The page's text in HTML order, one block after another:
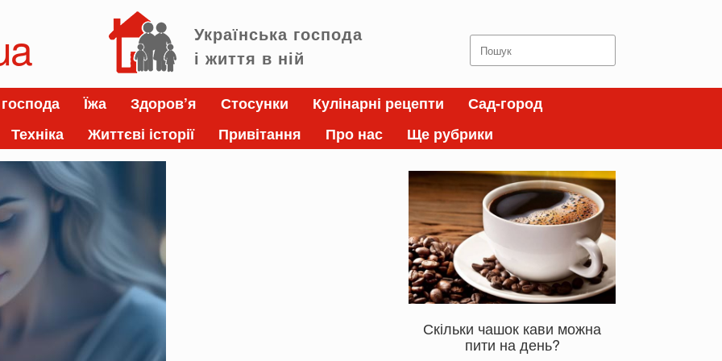
Українська господа
і життя в ній
Search
for:
Їжа Здоров’я Стосунки Кулінарні рецепти
Сад-город
Техніка Життєві історії Привітання Про нас Ще рубрики
Скільки чашок кави можна
пити на день?